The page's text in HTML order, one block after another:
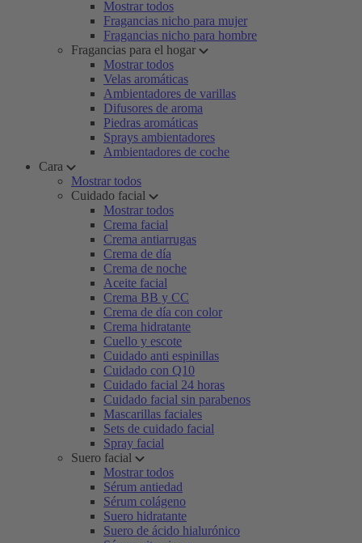
Mostrar todos
Fragancias nicho para mujer
Fragancias nicho para hombre
Fragancias para el hogar
Mostrar todos
Velas aromáticas
Ambientadores de varillas
Difusores de aroma
Piedras aromáticas
Sprays ambientadores
Ambientadores de coche
Cara
Mostrar todos
Cuidado facial
Mostrar todos
Crema facial
Crema antiarrugas
Crema de día
Crema de noche
Aceite facial
Crema BB y CC
Crema de día con color
Crema hidratante
Cuello y escote
Cuidado anti espinillas
Cuidado con Q10
Cuidado facial 24 horas
Cuidado facial sin parabenos
Mascarillas faciales
Sets de cuidado facial
Spray facial
Suero facial
Mostrar todos
Sérum antiedad
Sérum colágeno
Suero hidratante
Suero de ácido hialurónico